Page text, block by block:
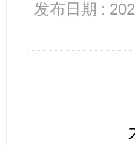
发布日期 :